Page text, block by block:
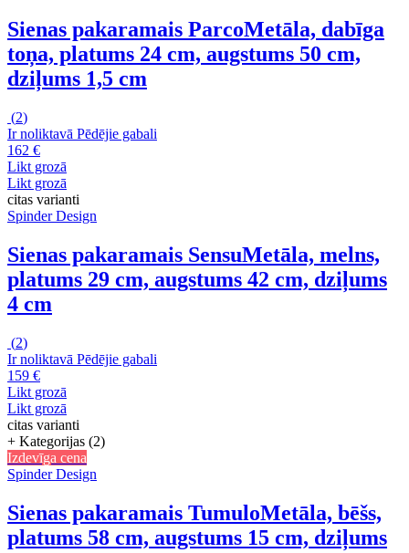
Sienas pakaramais ParcoMetāla, dabīga
toņa, platums 24 cm, augstums 50 cm,
dziļums 1,5 cm
(2)
Ir noliktavā Pēdējie gabali
162 €
Likt grozā
Likt grozā
citas varianti
Spinder Design
Sienas pakaramais SensuMetāla, melns,
platums 29 cm, augstums 42 cm, dziļums
4 cm
(2)
Ir noliktavā Pēdējie gabali
159 €
Likt grozā
Likt grozā
citas varianti
+ Kategorijas (2)
Izdevīga cena
Spinder Design
Sienas pakaramais TumuloMetāla, bēšs,
platums 58 cm, augstums 15 cm, dziļums